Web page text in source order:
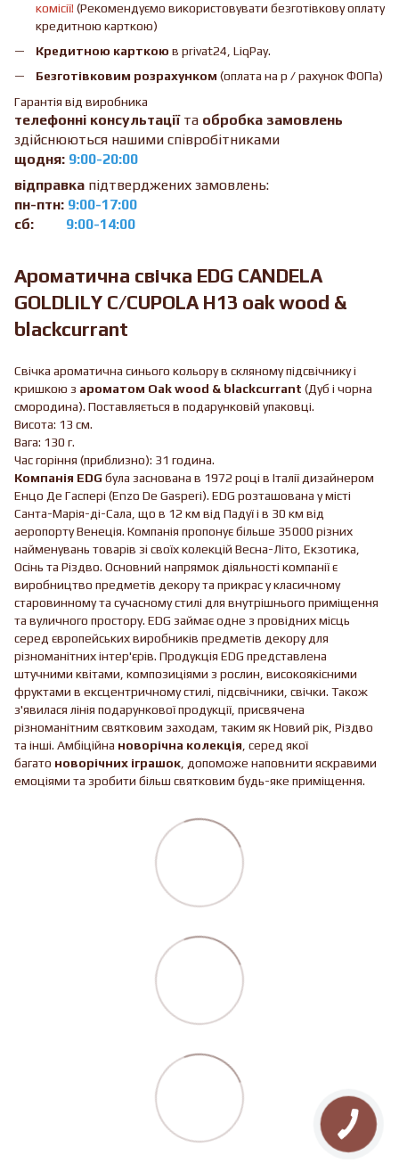
комісії! (Рекомендуємо використовувати безготівкову оплату
кредитною карткою)
Кредитною карткою в privat24, LiqPay.
Безготівковим розрахунком (оплата на р / рахунок ФОПа)
Гарантія від виробника
телефонні консультації та обробка замовлень
здійснюються нашими співробітниками
щодня: 9:00-20:00
відправка підтверджених замовлень:
пн-птн: 9:00-17:00
сб:
9:00-14:00
Ароматична свічка EDG CANDELA
GOLDLILY C/CUPOLA H13 oak wood &
blackcurrant
Свічка ароматична синього кольору в скляному підсвічнику і
кришкою з ароматом Oak wood & blackcurrant (Дуб і чорна
смородина). Поставляється в подарунковій упаковці.
Висота: 13 см.
Вага: 130 г.
Час горіння (приблизно): 31 година.
Компанія EDG була заснована в 1972 році в Італії дизайнером
Енцо Де Гаспері (Enzo De Gasperi). EDG розташована у місті
Санта-Марія-ді-Сала, що в 12 км від Падуї і в 30 км від
аеропорту Венеція. Компанія пропонує більше 35000 різних
найменувань товарів зі своїх колекцій Весна-Літо, Екзотика,
Осінь та Різдво. Основний напрямок діяльності компанії є
виробництво предметів декору та прикрас у класичному
старовинному та сучасному стилі для внутрішнього приміщення
та вуличного простору. EDG займає одне з провідних місць
серед європейських виробників предметів декору для
різноманітних інтер'єрів. Продукція EDG представлена ​​
штучними квітами, композиціями з рослин, високоякісними
фруктами в ексцентричному стилі, підсвічники, свічки. Також
з'явилася лінія подарункової продукції, присвячена
різноманітним святковим заходам, таким як Новий рік, Різдво
та інші. Амбіційна новорічна колекція , серед якої
багато новорічних іграшок , допоможе наповнити яскравими
емоціями та зробити більш святковим будь-яке приміщення.